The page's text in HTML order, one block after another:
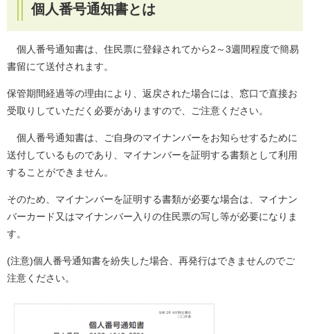
個人番号通知書とは
個人番号通知書は、住民票に登録されてから2～3週間程度で簡易
書留にて送付されます。
保管期間経過等の理由により、返戻された場合には、窓口で直接お
受取りしていただく必要がありますので、ご注意ください。
個人番号通知書は、ご自身のマイナンバーをお知らせするために
送付しているものであり、マイナンバーを証明する書類として利用
することができません。
そのため、マイナンバーを証明する書類が必要な場合は、マイナン
バーカード又はマイナンバー入りの住民票の写し等が必要になりま
す。
(注意)個人番号通知書を紛失した場合、再発行はできませんのでご
注意ください。